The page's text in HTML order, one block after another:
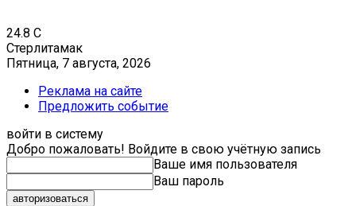
24.8 C
Стерлитамак
Пятница, 7 августа, 2026
Реклама на сайте
Предложить событие
войти в систему
Добро пожаловать! Войдите в свою учётную запись
Ваше имя пользователя
Ваш пароль